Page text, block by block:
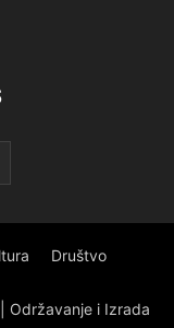
Društvo
Održavanje i Izrada